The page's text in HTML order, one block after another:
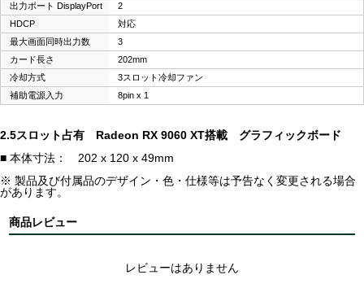
出力ポート DisplayPort
2
HDCP
対応
最大画面同時出力数
3
カード長さ
202mm
冷却方式
3スロット冷却ファン
補助電源入力
8pin x 1
2.5スロット占有 Radeon RX 9060 XT搭載 グラフィックボード
■ 本体寸法： 202 x 120 x 49mm
※ 製品及び付属品のデザイン・色・仕様等は予告なく変更される場合
があります。
商品レビュー
レビューはありません